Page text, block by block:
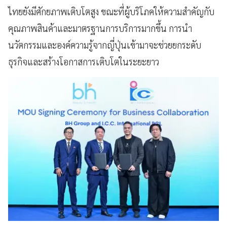
ไทยยังมีศักยภาพเติบโตสูง ขณะที่ผู้บริโภคให้ความสำคัญกับ
คุณภาพสินค้าและมาตรฐานการบริการมากขึ้น การนำ
นวัตกรรมและองค์ความรู้จากญี่ปุ่นเข้ามาจะช่วยยกระดับ
ธุรกิจและสร้างโอกาสการเติบโตในระยะยาว